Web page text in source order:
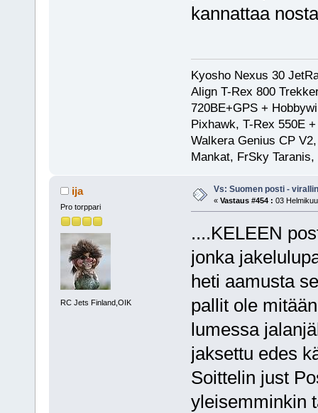
kannattaa
Kyosho Nexus 30
Align T-Rex 800
720BE+GPS +
Pixhawk, T-Rex 550E
Walkera Genius CP
Mankat, FrSky
ija
Pro torppari
RC Jets Finland,OIK
Vs: Suomen posti -
« Vastaus #454 : 03
....KELEEN
jonka
heti aamusta
pallit ole
lumessa
jaksettu edes
Soittelin just
yleisemminkin